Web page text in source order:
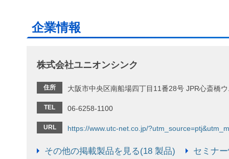
企業情報
株式会社ユニオンシンク
住所 大阪市中央区南船場四丁目11番28号 JPR心斎橋
TEL 06-6258-1100
URL https://www.utc-net.co.jp/
その他の掲載製品を見る(18 製品) セミナ